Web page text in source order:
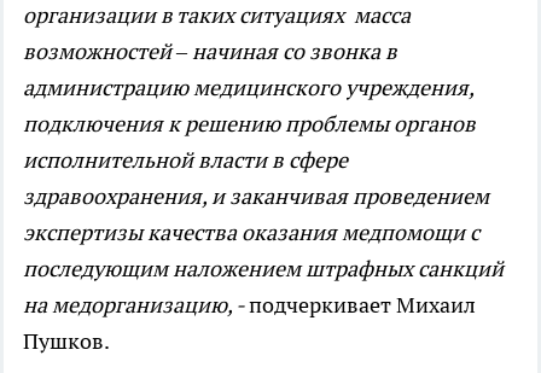
организации в таких ситуациях масса
возможностей – начиная со звонка в
администрацию медицинского учреждения,
подключения к решению проблемы органов
исполнительной власти в сфере
здравоохранения, и заканчивая проведением
экспертизы качества оказания медпомощи с
последующим наложением штрафных санкций
на медорганизацию, -подчеркивает Михаил
Пушков.